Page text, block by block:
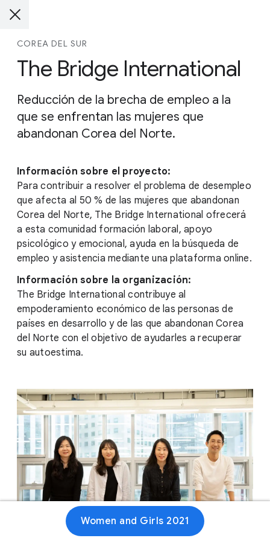
COREA DEL SUR
The Bridge International
Reducción de la brecha de empleo a la
que se enfrentan las mujeres que
abandonan Corea del Norte.
Información sobre el proyecto:
Para contribuir a resolver el problema de desempleo
que afecta al 50 % de las mujeres que abandonan
Corea del Norte, The Bridge International ofrecerá
a esta comunidad formación laboral, apoyo
psicológico y emocional, ayuda en la búsqueda de
empleo y asistencia mediante una plataforma online.
Información sobre la organización:
The Bridge International contribuye al
empoderamiento económico de las personas de
países en desarrollo y de las que abandonan Corea
del Norte con el objetivo de ayudarles a recuperar
su autoestima.
Women and Girls 2021